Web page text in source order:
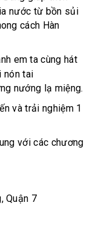
nước từ bồn sủi
cách Hàn
em ta cùng hát
nón tai
nướng lạ miệng.
và trải nghiệm 1
với các chương
Quận 7